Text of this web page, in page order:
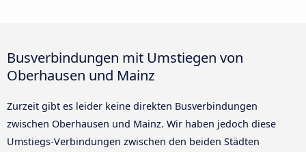
Busverbindungen mit Umstiegen von
Oberhausen und Mainz
Zurzeit gibt es leider keine direkten Busverbindungen
zwischen Oberhausen und Mainz. Wir haben jedoch diese
Umstiegs-Verbindungen zwischen den beiden Städten